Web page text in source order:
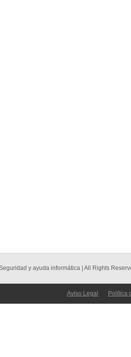
y ayuda informática | All Rights
Aviso Legal Política